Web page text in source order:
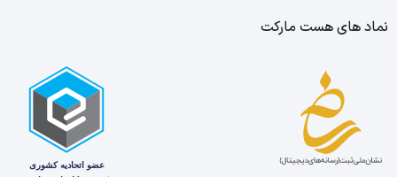
نماد های هست مارکت